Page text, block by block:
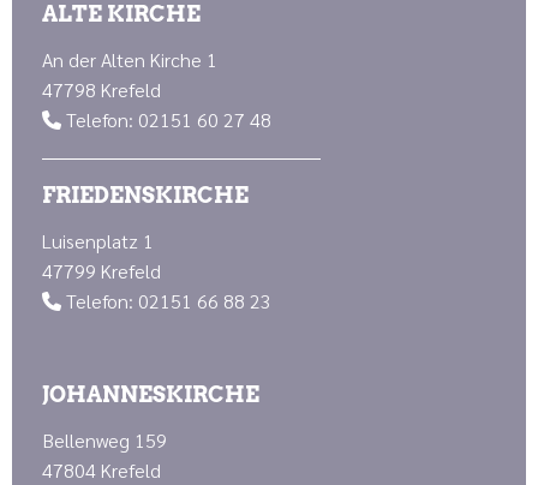
ALTE KIRCHE
An der Alten Kirche 1
47798 Krefeld
 Telefon: 02151 60 27 48
FRIEDENSKIRCHE
Luisenplatz 1
47799 Krefeld
 Telefon: 02151 66 88 23
JOHANNESKIRCHE
Bellenweg 159
47804 Krefeld